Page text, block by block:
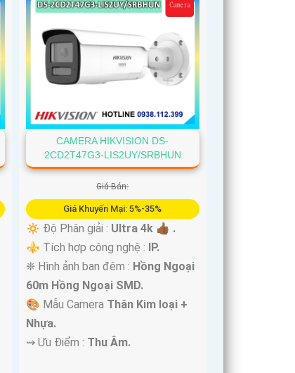
CAMERA HIKVISION DS-
2CD2T47G3-LIS2UY/SRBHUN
Giá Bán:
Giá Khuyến Mại: 5%-35%
🔅 Độ Phân giải : Ultra 4k 👍🏾 .
⚜️ Tích hợp công nghệ : IP.
❈ Hình ảnh ban đêm : Hồng Ngoại
60m Hồng Ngoại SMD.
🎨 Mẫu Camera Thân Kim loại +
Nhựa.
️⇝ Ưu Điểm : Thu Âm.